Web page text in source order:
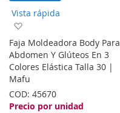
Vista rápida
la
lista
de
deseos
Faja Moldeadora Body Para
Abdomen Y Glúteos En 3
Colores Elástica Talla 30 |
Mafu
COD: 45670
Precio por unidad